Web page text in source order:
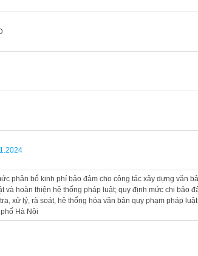
phân bổ kinh phí bảo đảm cho công tác xây dựng văn
và hoàn thiện hệ thống pháp luật; quy định mức chi bảo
xử lý, rà soát, hệ thống hóa văn bản quy phạm pháp luật
Hà Nội